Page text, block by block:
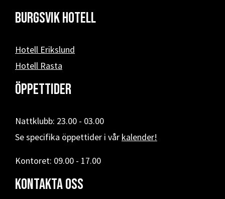
Burgsvik hotell
Hotell Erikslund
Hotell Rasta
Öppettider
Nattklubb: 23.00 - 03.00
Se specifika öppettider i vår kalender!
Kontoret: 09.00 - 17.00
Kontakta oss